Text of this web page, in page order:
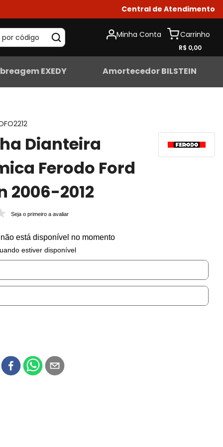
Central de Atendimento
por código Minha Conta
R$ 0,00
EXEDY Amortecedor BILSTEIN
Dianteira
Ferodo Ford
2006-2012
Seja o primeiro a avaliar
está disponível no momento
estiver disponível